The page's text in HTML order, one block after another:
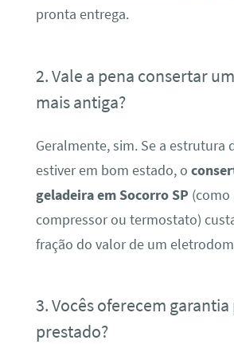
pronta entrega.
2. Vale a pena consertar
mais antiga?
Geralmente, sim. Se a estrutura
estiver em bom estado, o
geladeira em Socorro SP (como
compressor ou termostato)
fração do valor de um
3. Vocês oferecem
prestado?